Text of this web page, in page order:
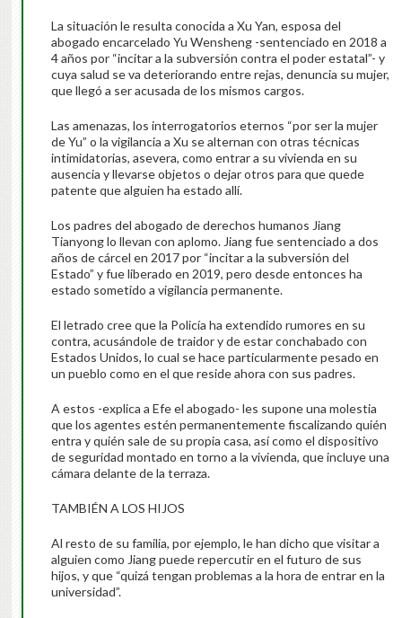
La situación le resulta conocida a Xu Yan, esposa del
abogado encarcelado Yu Wensheng -sentenciado en 2018 a
4 años por “incitar a la subversión contra el poder estatal”- y
cuya salud se va deteriorando entre rejas, denuncia su mujer,
que llegó a ser acusada de los mismos cargos.
Las amenazas, los interrogatorios eternos “por ser la mujer
de Yu” o la vigilancia a Xu se alternan con otras técnicas
intimidatorias, asevera, como entrar a su vivienda en su
ausencia y llevarse objetos o dejar otros para que quede
patente que alguien ha estado allí.
Los padres del abogado de derechos humanos Jiang
Tianyong lo llevan con aplomo. Jiang fue sentenciado a dos
años de cárcel en 2017 por “incitar a la subversión del
Estado” y fue liberado en 2019, pero desde entonces ha
estado sometido a vigilancia permanente.
El letrado cree que la Policía ha extendido rumores en su
contra, acusándole de traidor y de estar conchabado con
Estados Unidos, lo cual se hace particularmente pesado en
un pueblo como en el que reside ahora con sus padres.
A estos -explica a Efe el abogado- les supone una molestia
que los agentes estén permanentemente fiscalizando quién
entra y quién sale de su propia casa, así como el dispositivo
de seguridad montado en torno a la vivienda, que incluye una
cámara delante de la terraza.
TAMBIÉN A LOS HIJOS
Al resto de su familia, por ejemplo, le han dicho que visitar a
alguien como Jiang puede repercutir en el futuro de sus
hijos, y que “quizá tengan problemas a la hora de entrar en la
universidad”.